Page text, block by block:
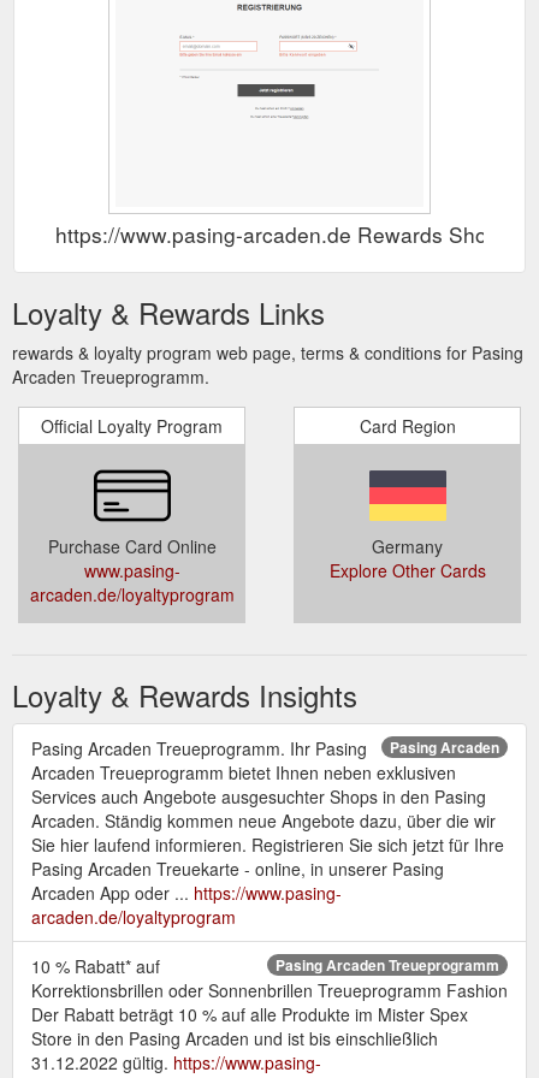
https://www.pasing-arcaden.de Rewards Show
Loyalty & Rewards Links
rewards & loyalty program web page, terms & conditions for Pasing
Arcaden Treueprogramm.
Official Loyalty Program
Purchase Card Online
www.pasing-
arcaden.de/loyaltyprogram
Card Region
Germany
Explore Other Cards
Loyalty & Rewards Insights
Pasing Arcaden
Pasing Arcaden Treueprogramm. Ihr Pasing
Arcaden Treueprogramm bietet Ihnen neben exklusiven
Services auch Angebote ausgesuchter Shops in den Pasing
Arcaden. Ständig kommen neue Angebote dazu, über die wir
Sie hier laufend informieren. Registrieren Sie sich jetzt für Ihre
Pasing Arcaden Treuekarte - online, in unserer Pasing
Arcaden App oder ... https://www.pasing-
arcaden.de/loyaltyprogram
Pasing Arcaden Treueprogramm
10 % Rabatt* auf
Korrektionsbrillen oder Sonnenbrillen Treueprogramm Fashion
Der Rabatt beträgt 10 % auf alle Produkte im Mister Spex
Store in den Pasing Arcaden und ist bis einschließlich
31.12.2022 gültig. https://www.pasing-